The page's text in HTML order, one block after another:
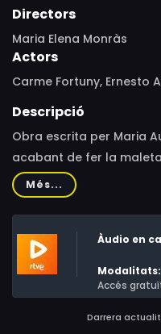
Directors
Maria Elena Monràs
Actors
Carme Fortuny, Ernesto
Descripció
Obra escrita per Maria
acabant de fer la
altre país. L’Andreu, la
anys, la contempla
convèncer-la que es
intentar. Hi ha tendresa
compartits, però tots
quedés, aviat sorgirien
moment acompanyar-
Més...
Àudio en
Modalitats:
Accés
Darrera